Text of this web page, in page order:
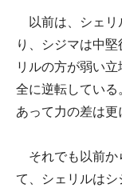
以前は、シェリ
り、シジマは中
リルの方が弱い
全に逆転している
あって力の差は更
それでも以前か
て、シェリルは